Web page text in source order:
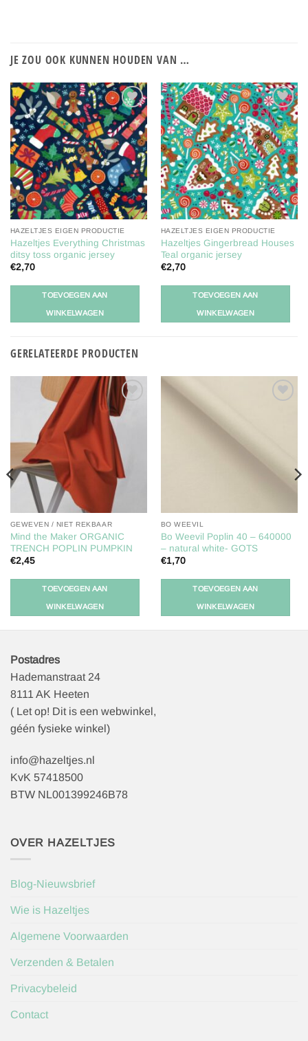
JE ZOU OOK KUNNEN HOUDEN VAN …
Toevoegen
aan
verlanglijst
HAZELTJES EIGEN PRODUCTIE
Hazeltjes Everything Christmas
ditsy toss organic jersey
€2,70
TOEVOEGEN AAN
WINKELWAGEN
Toevoegen
aan
verlanglijst
HAZELTJES EIGEN PRODUCTIE
Hazeltjes Gingerbread Houses
Teal organic jersey
€2,70
TOEVOEGEN AAN
WINKELWAGEN
GERELATEERDE PRODUCTEN
Toevoegen
verlanglijst
GEWEVEN / NIET REKBAAR
Mind the Maker ORGANIC
TRENCH POPLIN PUMPKIN
€2,45
TOEVOEGEN AAN
WINKELWAGEN
BO WEEVIL
Bo Weevil Poplin 40 – 640000
– natural white- GOTS
€1,70
TOEVOEGEN AAN
WINKELWAGEN
Postadres
Hademanstraat 24
8111 AK Heeten
( Let op! Dit is een webwinkel,
géén fysieke winkel)
info@hazeltjes.nl
KvK 57418500
BTW NL001399246B78
OVER HAZELTJES
Blog-Nieuwsbrief
Wie is Hazeltjes
Algemene Voorwaarden
Verzenden & Betalen
Privacybeleid
Contact